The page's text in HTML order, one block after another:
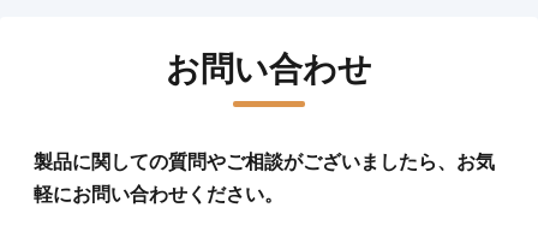
お問い合わせ
製品に関しての質問やご相談がございましたら、お気
軽にお問い合わせください。